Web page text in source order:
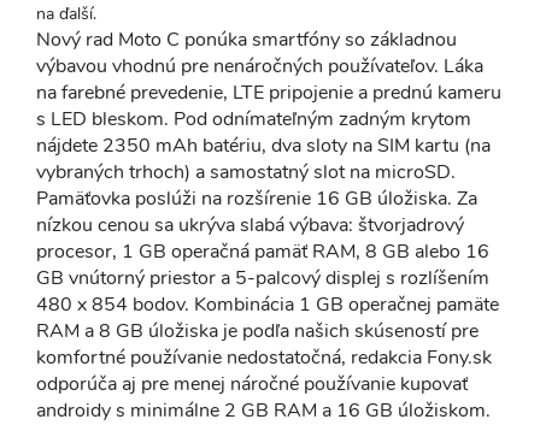
na ďalší.
Nový rad Moto C ponúka smartfóny so základnou
výbavou vhodnú pre nenáročných používateľov. Láka
na farebné prevedenie, LTE pripojenie a prednú kameru
s LED bleskom. Pod odnímateľným zadným krytom
nájdete 2350 mAh batériu, dva sloty na SIM kartu (na
vybraných trhoch) a samostatný slot na microSD.
Pamäťovka poslúži na rozšírenie 16 GB úložiska. Za
nízkou cenou sa ukrýva slabá výbava: štvorjadrový
procesor, 1 GB operačná pamäť RAM, 8 GB alebo 16
GB vnútorný priestor a 5-palcový displej s rozlíšením
480 x 854 bodov. Kombinácia 1 GB operačnej pamäte
RAM a 8 GB úložiska je podľa našich skúseností pre
komfortné používanie nedostatočná, redakcia Fony.sk
odporúča aj pre menej náročné používanie kupovať
androidy s minimálne 2 GB RAM a 16 GB úložiskom.